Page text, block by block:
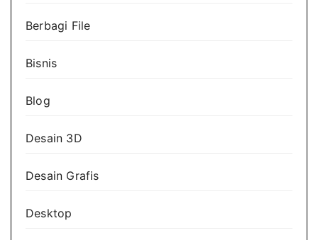
Berbagi File
Bisnis
Blog
Desain 3D
Desain Grafis
Desktop